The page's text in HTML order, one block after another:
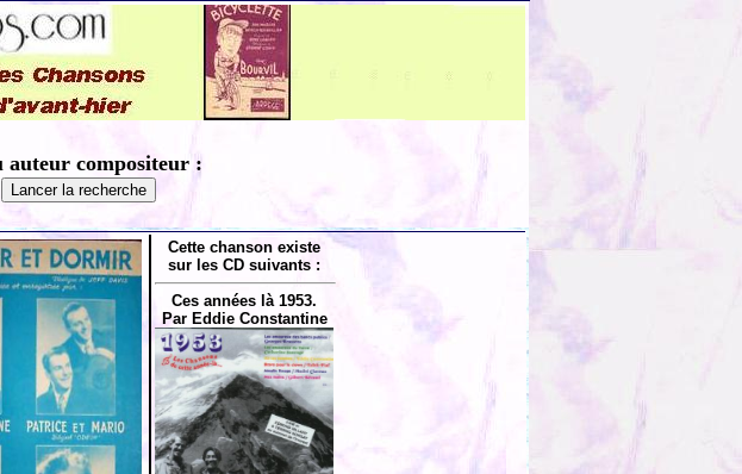
compositeur :
Cette chanson existe
sur les CD suivants :
Ces années là 1953.
Par Eddie Constantine